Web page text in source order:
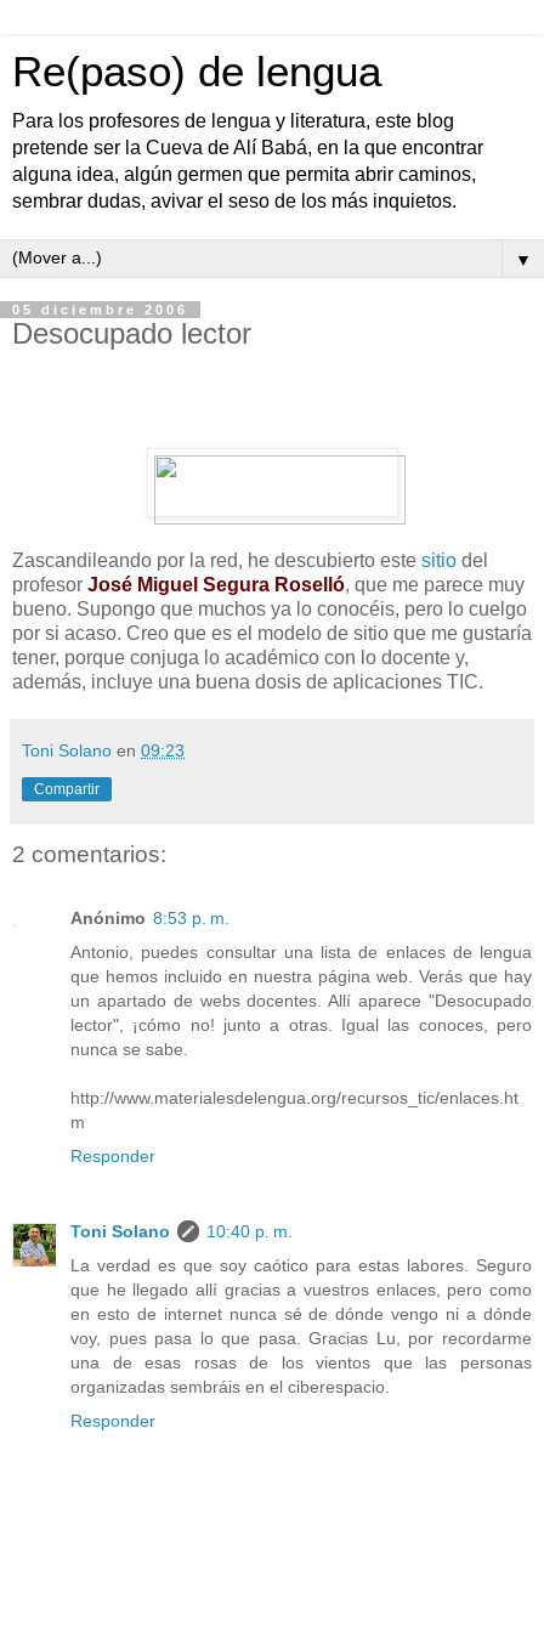
Re(paso) de lengua
Para los profesores de lengua y literatura, este blog
pretende ser la Cueva de Alí Babá, en la que encontrar
alguna idea, algún germen que permita abrir caminos,
sembrar dudas, avivar el seso de los más inquietos.
▼
05 diciembre 2006
Desocupado lector
Zascandileando por la red, he descubierto este sitio del
profesor José Miguel Segura Roselló, que me parece muy
bueno. Supongo que muchos ya lo conocéis, pero lo cuelgo
por si acaso. Creo que es el modelo de sitio que me gustaría
tener, porque conjuga lo académico con lo docente y,
además, incluye una buena dosis de aplicaciones TIC.
Toni Solano en 09:23
Compartir
2 comentarios:
Anónimo 8:53 p. m.
Antonio, puedes consultar una lista de enlaces de lengua
que hemos incluido en nuestra página web. Verás que hay
un apartado de webs docentes. Allí aparece "Desocupado
lector", ¡cómo no! junto a otras. Igual las conoces, pero
nunca se sabe.
http://www.materialesdelengua.org/recursos_tic/enlaces.ht
m
Responder
Toni Solano
10:40 p. m.
La verdad es que soy caótico para estas labores. Seguro
que he llegado allí gracias a vuestros enlaces, pero como
en esto de internet nunca sé de dónde vengo ni a dónde
voy, pues pasa lo que pasa. Gracias Lu, por recordarme
una de esas rosas de los vientos que las personas
organizadas sembráis en el ciberespacio.
Responder